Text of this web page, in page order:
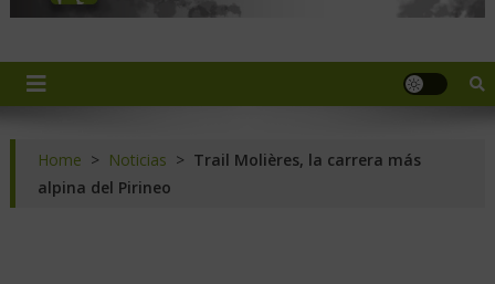
Home > Noticias > Trail Molières, la carrera más
alpina del Pirineo